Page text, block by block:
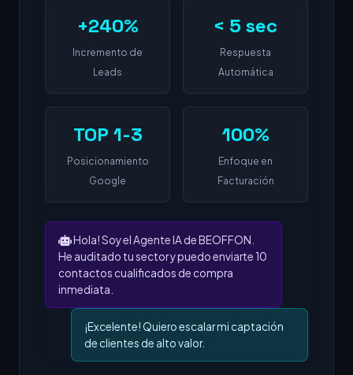
+240%
Incremento de
Leads
< 5 sec
Respuesta
Automática
TOP 1-3
Posicionamiento
Google
100%
Enfoque en
Facturación
Hola! Soy el Agente IA de BEOFFON.
He auditado tu sector y puedo enviarte 10
contactos cualificados de compra
inmediata.
¡Excelente! Quiero escalar mi captación
de clientes de alto valor.